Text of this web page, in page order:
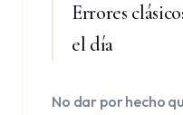
Errores
el día
No dar por hecho